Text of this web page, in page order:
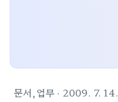
문서,업무 · 2009. 7. 14.